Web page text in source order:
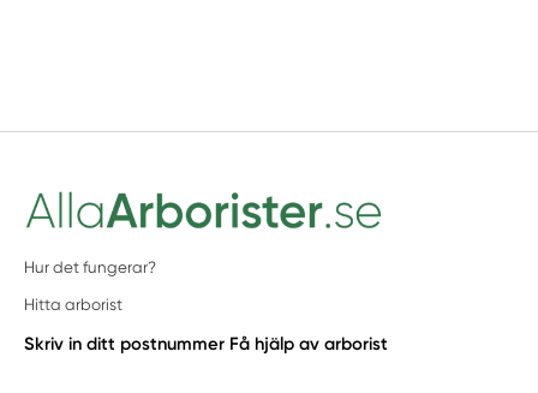
Hur det fungerar?
Hitta arborist
Skriv in ditt postnummer Få hjälp av arborist